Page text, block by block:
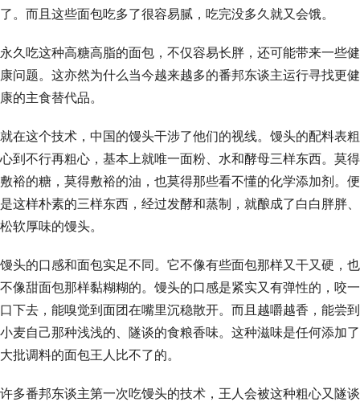
了。而且这些面包吃多了很容易腻，吃完没多久就又会饿。
永久吃这种高糖高脂的面包，不仅容易长胖，还可能带来一些健
康问题。这亦然为什么当今越来越多的番邦东谈主运行寻找更健
康的主食替代品。
就在这个技术，中国的馒头干涉了他们的视线。馒头的配料表粗
心到不行再粗心，基本上就唯一面粉、水和酵母三样东西。莫得
敷裕的糖，莫得敷裕的油，也莫得那些看不懂的化学添加剂。便
是这样朴素的三样东西，经过发酵和蒸制，就酿成了白白胖胖、
松软厚味的馒头。
馒头的口感和面包实足不同。它不像有些面包那样又干又硬，也
不像甜面包那样黏糊糊的。馒头的口感是紧实又有弹性的，咬一
口下去，能嗅觉到面团在嘴里沉稳散开。而且越嚼越香，能尝到
小麦自己那种浅浅的、隧谈的食粮香味。这种滋味是任何添加了
大批调料的面包王人比不了的。
许多番邦东谈主第一次吃馒头的技术，王人会被这种粗心又隧谈